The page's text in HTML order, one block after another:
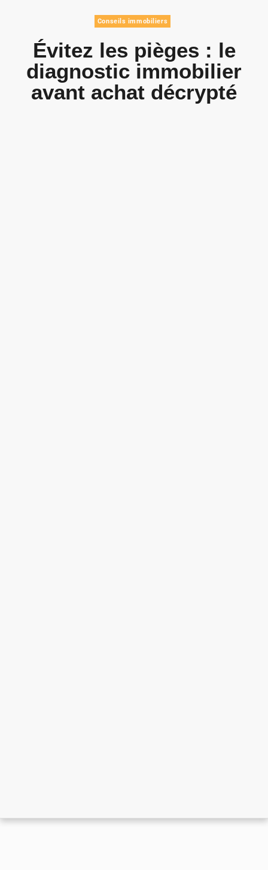
Conseils immobiliers
Évitez les pièges : le
diagnostic immobilier
avant achat décrypté